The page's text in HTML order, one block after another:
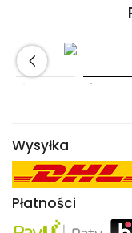
Wysyłka
Płatności